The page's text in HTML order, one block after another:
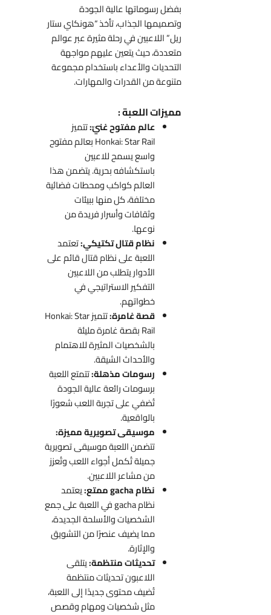
بفضل رسوماتها عالية الجودة
وتصميمها الجذاب، تأخذ “هونكاي ستار
ريل” اللاعبين في رحلة مثيرة عبر عوالم
متعددة، حيث يتعين عليهم مواجهة
التحديات والأعداء باستخدام مجموعة
متنوعة من القدرات والمهارات.
مميزات اللعبة :
عالم مفتوح غنيّ:تتميز
Honkai: Star Rail بعالم مفتوح
واسع يسمح للاعبين
باستكشافه بحرية. يتضمن هذا
العالم كواكب ومحطات فضائية
مختلفة، كل منها ببيئات
وثقافات وأسرار فريدة من
نظام قتال تكتيكي:تعتمد
اللعبة على نظام قتال قائم على
الأدوار يتطلب من اللاعبين
التفكير الاستراتيجي في
خطواتهم.
قصة غامرة:
تتميز Honkai: Star
Rail بقصة غامرة مليئة
بالشخصيات المثيرة للاهتمام
والأحداث الشيقة.
رسومات مذهلة:تتمتع اللعبة
برسومات رائعة عالية الجودة
تُضفي على تجربة اللعب شعورًا
بالواقعية.
موسيقى تصويرية مميزة:
تتضمن اللعبة موسيقى تصويرية
جميلة تُكمل أجواء اللعب وتُعزز
من مشاعر اللاعبين.
نظام gacha ممتع:
يعتمد
نظام gacha في اللعبة على جمع
الشخصيات والأسلحة الجديدة،
مما يضيف عنصرًا من التشويق
والإثارة.
تحديثات منتظمة:يتلقى
اللاعبون تحديثات منتظمة
تُضيف محتوى جديدًا إلى اللعبة،
مثل شخصيات ومهام وقصص